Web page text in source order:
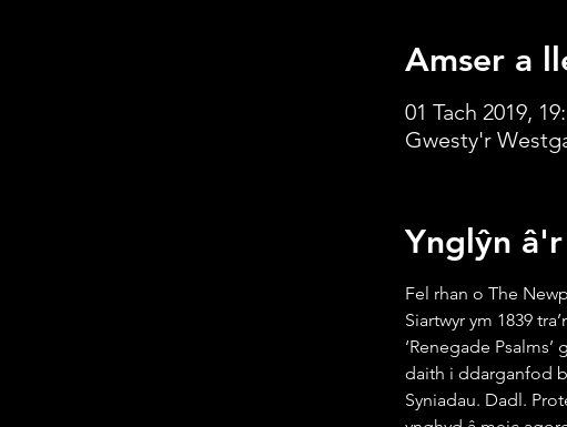
Amser a
01 Tach 2019,
Gwesty'r
Ynglŷn
Fel rhan o The
Siartwyr ym 1839
‘Renegade
daith i ddarganfod
Syniadau. Dadl.